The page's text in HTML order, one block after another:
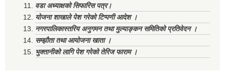
वडा अध्याक्षको सिफारिस पत्र।
योजना शाखाले पेश गरेको टिप्पणी आदेश ।
नगरपालिकास्तरिय अनुगमन तथा मुल्याङ्कन समितिको प्रतिवेदन ।
सम्झौता तथा आयोजना खाता ।
भुक्तानीको लागि पेश गरेको तेरिज फाराम ।